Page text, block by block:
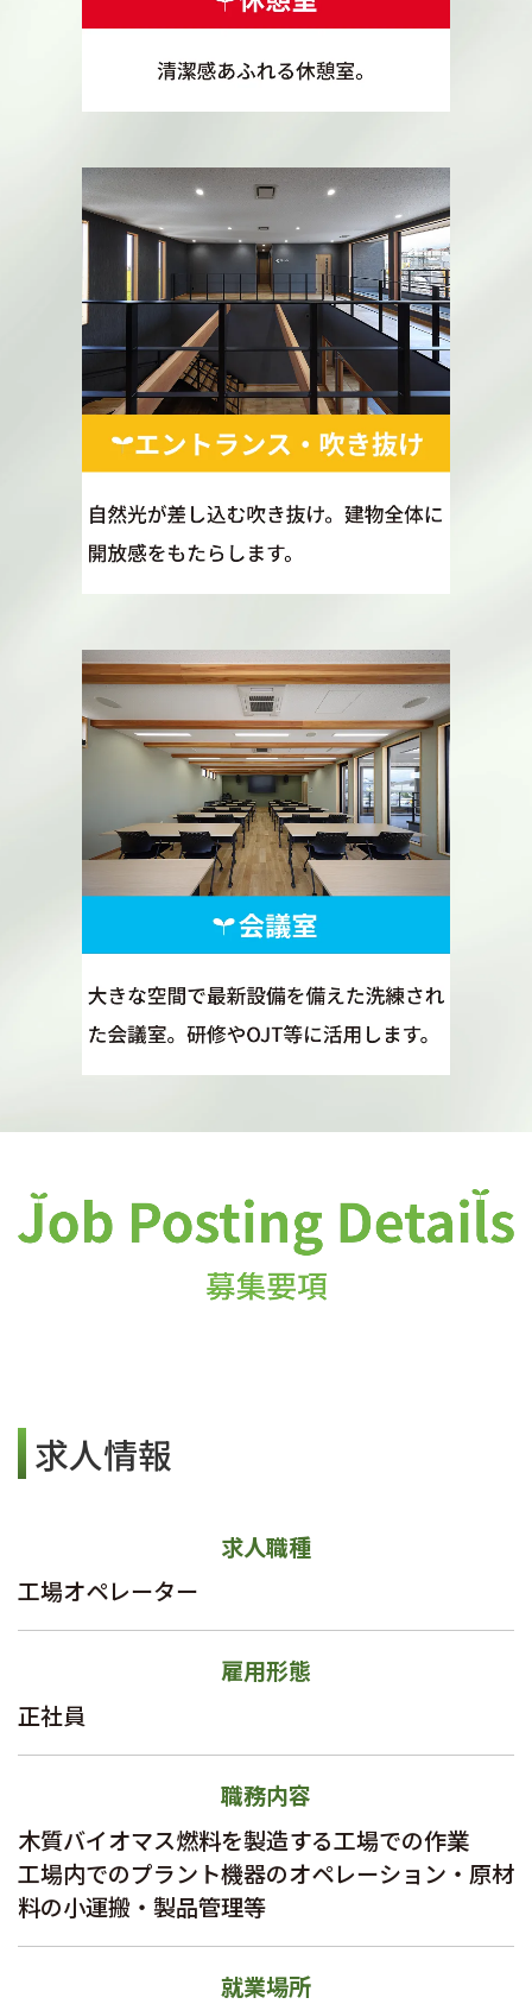
求人情報
求人職種
工場オペレーター
雇用形態
正社員
職務内容
木質バイオマス燃料を製造する工場での作業
工場内でのプラント機器のオペレーション・原材
料の小運搬・製品管理等
就業場所